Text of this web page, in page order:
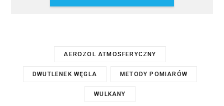
AEROZOL ATMOSFERYCZNY
DWUTLENEK WĘGLA METODY POMIARÓW
WULKANY